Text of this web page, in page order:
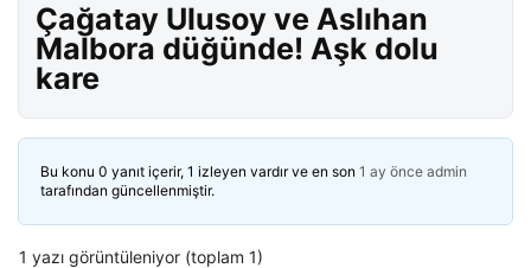
Çağatay Ulusoy ve Aslıhan
Malbora düğünde! Aşk dolu
kare
Bu konu 0 yanıt içerir, 1 izleyen vardır ve en son 1 ay önce admin
tarafından güncellenmiştir.
1 yazı görüntüleniyor (toplam 1)